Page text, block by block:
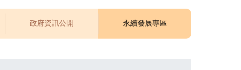
政府資訊公開 永續發展專區